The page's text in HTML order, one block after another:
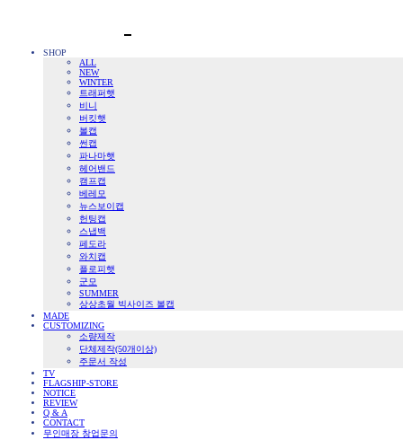
SHOP
ALL
NEW
WINTER
트래퍼햇
비니
버킷햇
볼캡
썬캡
파나마햇
헤어밴드
캠프캡
베레모
뉴스보이캡
헌팅캡
스냅백
페도라
와치캡
플로피햇
군모
SUMMER
상상초월 빅사이즈 볼캡
MADE
CUSTOMIZING
소량제작
단체제작(50개이상)
주문서 작성
TV
FLAGSHIP-STORE
NOTICE
REVIEW
Q & A
CONTACT
무인매장 창업문의